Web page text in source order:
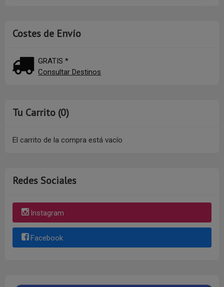
Costes de Envío
GRATIS *
Consultar Destinos
Tu Carrito (0)
El carrito de la compra está vacío
Redes Sociales
Instagram
Facebook